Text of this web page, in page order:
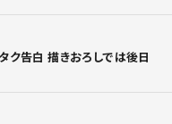
ク告白 描きおろしでは後日